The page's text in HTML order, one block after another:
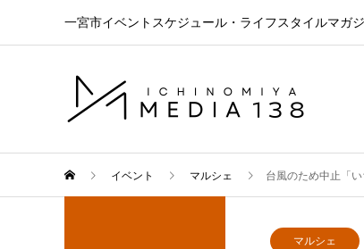
一宮市イベントスケジュール・ライフスタイルマガ
イベント マルシェ 台風のため中止「
マルシェ